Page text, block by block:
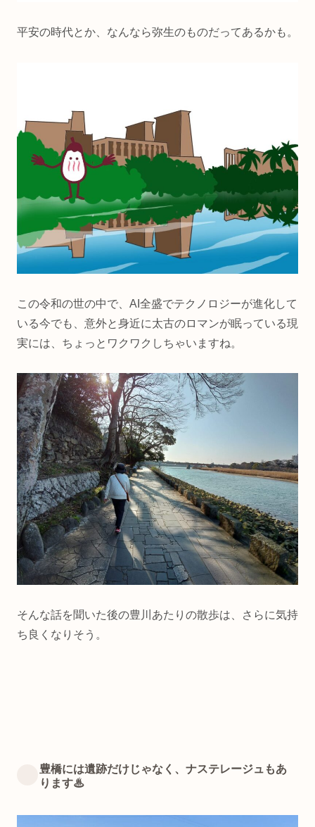
平安の時代とか、なんなら弥生のものだってあるかも。
この令和の世の中で、AI全盛でテクノロジーが進化して
いる今でも、意外と身近に太古のロマンが眠っている現
実には、ちょっとワクワクしちゃいますね。
そんな話を聞いた後の豊川あたりの散歩は、さらに気持
ち良くなりそう。
豊橋には遺跡だけじゃなく、ナステレージュもあ
ります♨